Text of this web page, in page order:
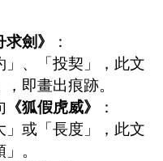
求劍》
：
」、「投契」，此文
即畫出痕跡。
《狐假虎威》
：
」或「長度」，此文
。